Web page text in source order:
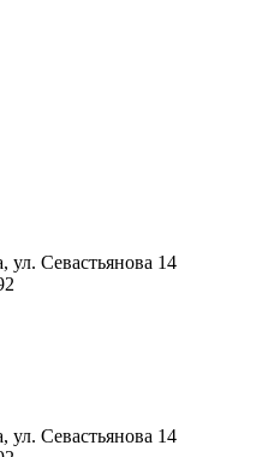
ул. Севастьянова 14
ул. Севастьянова 14